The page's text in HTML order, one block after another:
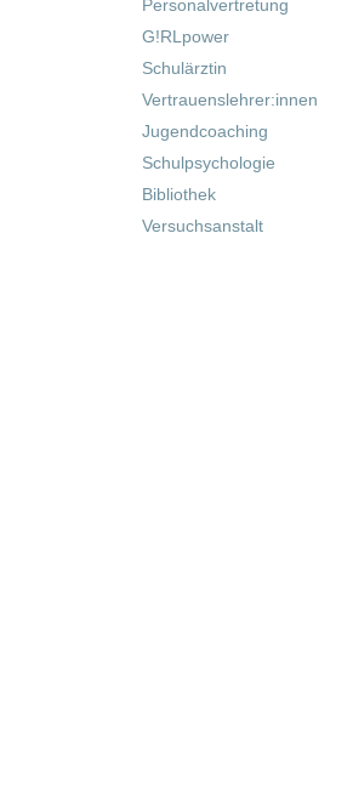
Personalvertretung
G!RLpower
Schulärztin
Vertrauenslehrer:innen
Jugendcoaching
Schulpsychologie
Bibliothek
Versuchsanstalt